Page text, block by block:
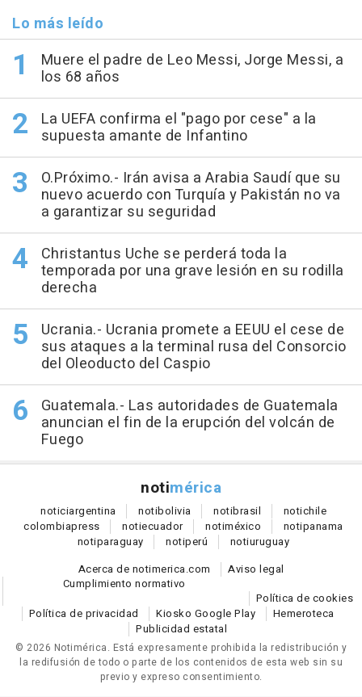
Lo más leído
Muere el padre de Leo Messi, Jorge Messi, a
los 68 años
La UEFA confirma el "pago por cese" a la
supuesta amante de Infantino
O.Próximo.- Irán avisa a Arabia Saudí que su
nuevo acuerdo con Turquía y Pakistán no va
a garantizar su seguridad
Christantus Uche se perderá toda la
temporada por una grave lesión en su rodilla
derecha
Ucrania.- Ucrania promete a EEUU el cese de
sus ataques a la terminal rusa del Consorcio
del Oleoducto del Caspio
Guatemala.- Las autoridades de Guatemala
anuncian el fin de la erupción del volcán de
Fuego
notimérica
noticiargentina notibolivia notibrasil notichile
colombiapress notiecuador notiméxico notipanama
notiparaguay notiperú notiuruguay
Acerca de notimerica.com
Aviso legal
Cumplimiento normativo
Política de cookies
Política de privacidad
Kiosko Google Play
Hemeroteca
Publicidad estatal
© 2026 Notimérica. Está expresamente prohibida la redistribución y
la redifusión de todo o parte de los contenidos de esta web sin su
previo y expreso consentimiento.